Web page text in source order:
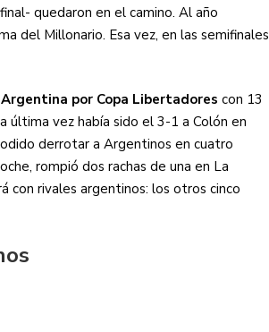
quedaron en el camino. Al año
del Millonario. Esa vez, en las semifinales
por Copa Libertadores con 13
última vez había sido el 3-1 a Colón en
derrotar a Argentinos en cuatro
rompió dos rachas de una en La
con rivales argentinos: los otros cinco